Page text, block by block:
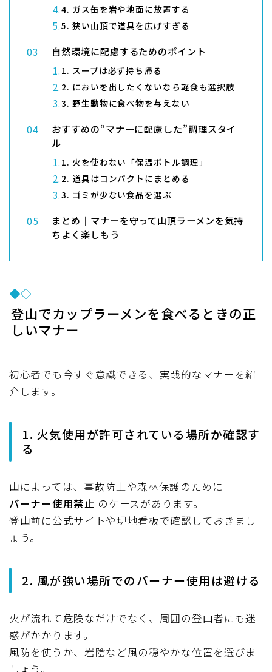
4. ガス缶を岩や地面に放置する
5. 狭い山頂で道具を広げすぎる
自然環境に配慮するためのポイント
1. スープは必ず持ち帰る
2. においを出したくないなら軽食も選択肢
3. 野生動物に食べ物を与えない
おすすめの“マナーに配慮した”調理スタイ
ル
1. 火を使わない「保温ボトル調理」
2. 道具はコンパクトにまとめる
3. ゴミが少ない食品を選ぶ
まとめ｜マナーを守って山頂ラーメンを気持
ちよく楽しもう
登山でカップラーメンを食べるときの正
しいマナー
初心者でも今すぐ意識できる、実践的なマナーを紹
介します。
1. 火気使用が許可されている場所か確認す
る
山によっては、事故防止や森林保護のために
バーナー使用禁止 のケースがあります。
登山前に公式サイトや現地看板で確認しておきまし
ょう。
2. 風が強い場所でのバーナー使用は避ける
火が流れて危険なだけでなく、周囲の登山者にも迷
惑がかかります。
風防を使うか、岩陰など風の穏やかな位置を選びま